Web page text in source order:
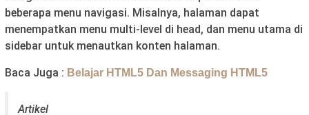
beberapa menu navigasi. Misalnya, halaman dapat
menempatkan menu multi-level di head, dan menu utama di
sidebar untuk menautkan konten halaman.
Baca Juga : Belajar HTML5 Dan Messaging HTML5
Artikel